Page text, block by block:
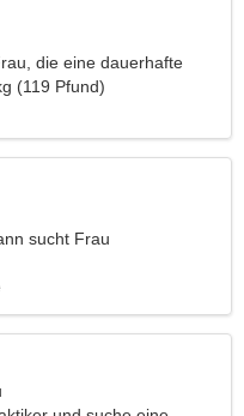
die eine dauerhafte
(119 Pfund)
sucht Frau